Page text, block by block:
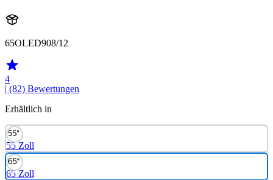
65OLED908/12
4
| (82) Bewertungen
Erhältlich in
55 Zoll
65 Zoll